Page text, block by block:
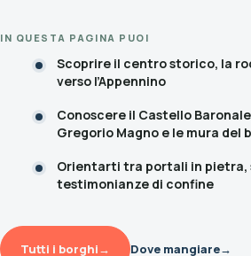
IN QUESTA PAGINA PUOI
Scoprire il centro storico, la
verso l’Appennino
Conoscere il Castello
Gregorio Magno e le mura del
Orientarti tra portali in pietra,
testimonianze di confine
Tutti i borghi→ Dove mangiare→